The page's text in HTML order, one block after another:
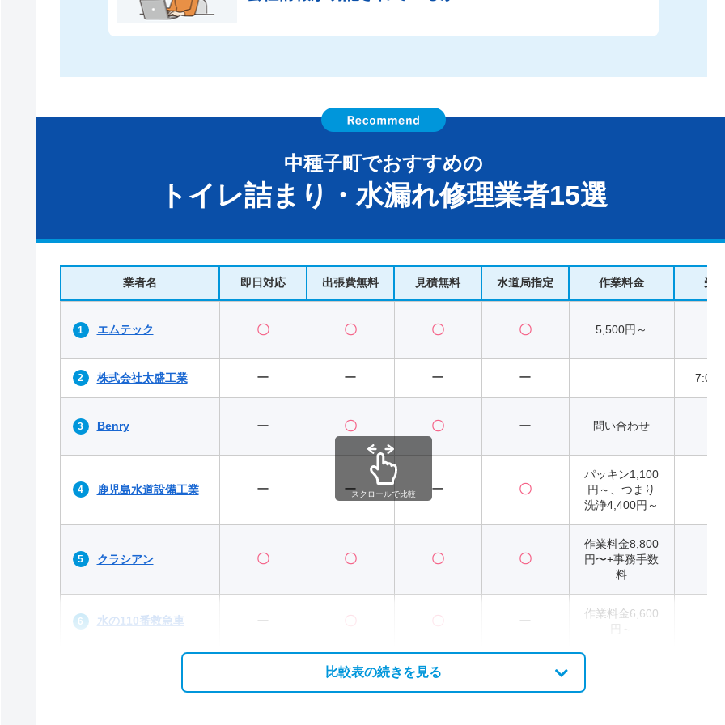
中種子町でおすすめの
トイレ詰まり・水漏れ修理業者15選
業者名 即日対応 出張費無料 見積無料 水道局指定 作業料金 受
エムテック 〇 〇 〇 〇 5,500円～
株式会社太盛工業 ー ー ー ー ― 7:00
Benry ー 〇 〇 ー 問い合わせ
鹿児島水道設備工業 ー ー ー 〇
パッキン1,100
円～、つまり
洗浄4,400円～
クラシアン 〇 〇 〇 〇
作業料金8,800
円〜+事務手数
料
水の110番救急車 ー 〇 〇 ー
作業料金6,600
スクロールで比較
比較表の続きを見る